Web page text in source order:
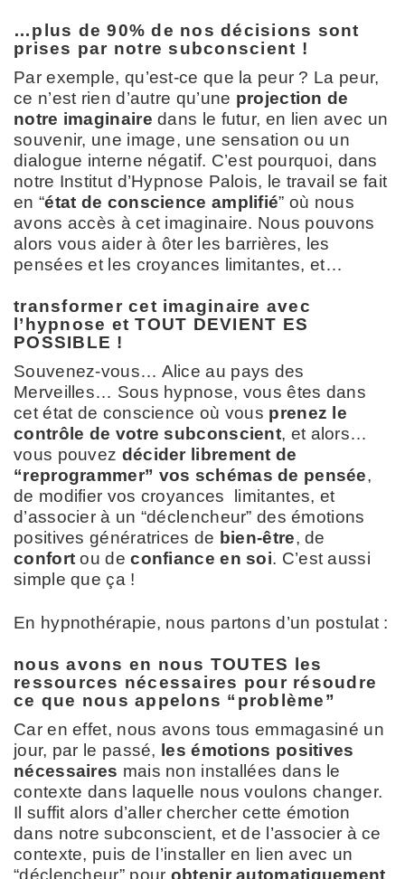
…plus de 90% de nos décisions sont
prises par notre subconscient !
Par exemple, qu’est-ce que la peur ? La peur,
ce n’est rien d’autre qu’une projection de
notre imaginairedans le futur, en lien avec un
souvenir, une image, une sensation ou un
dialogue interne négatif. C’est pourquoi, dans
notre Institut d’Hypnose Palois, le travail se fait
en “état de conscience amplifié” où nous
avons accès à cet imaginaire. Nous pouvons
alors vous aider à ôter les barrières, les
pensées et les croyances limitantes, et…
transformer cet imaginaire avec
l’hypnose et TOUT DEVIENT ES
POSSIBLE !
Souvenez-vous… Alice au pays des
Merveilles… Sous hypnose, vous êtes dans
cet état de conscience où vous prenez le
contrôle de votre subconscient, et alors…
vous pouvez décider librement de
“reprogrammer” vos schémas de pensée,
de modifier vos croyances limitantes, et
d’associer à un “déclencheur” des émotions
positives génératrices de bien-être, de
confort ou deconfiance en soi. C’est aussi
simple que ça !
En hypnothérapie, nous partons d’un postulat :
nous avons en nous TOUTES les
ressources nécessaires pour résoudre
ce que nous appelons “problème”
Car en effet, nous avons tous emmagasiné un
jour, par le passé, les émotions positives
nécessaires mais non installées dans le
contexte dans laquelle nous voulons changer.
Il suffit alors d’aller chercher cette émotion
dans notre subconscient, et de l’associer à ce
contexte, puis de l’installer en lien avec un